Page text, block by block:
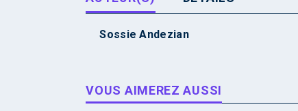
Sossie Andezian
VOUS AIMEREZ AUSSI